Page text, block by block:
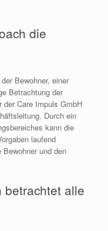
die
Bewohner, einer
Betrachtung der
der Care Impuls GmbH
Durch ein
kann die
laufend
und den
betrachtet alle